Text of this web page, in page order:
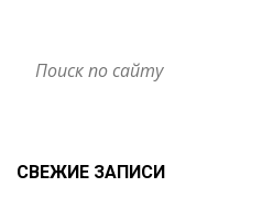
СВЕЖИЕ ЗАПИСИ